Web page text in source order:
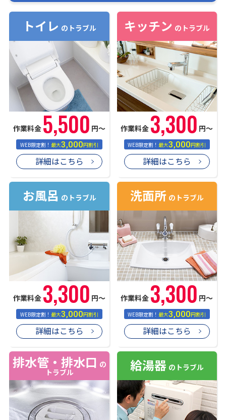
トイレ のトラブル
作業料金 5,500 円〜
WEB限定割！最大3,000円割引
詳細はこちら
キッチン のトラブル
作業料金 3,300 円〜
WEB限定割！最大3,000円割引
詳細はこちら
お風呂 のトラブル
作業料金 3,300 円〜
WEB限定割！最大3,000円割引
詳細はこちら
洗面所 のトラブル
作業料金 3,300 円〜
WEB限定割！最大3,000円割引
詳細はこちら
排水管・排水口 の
トラブル
給湯器 のトラブル